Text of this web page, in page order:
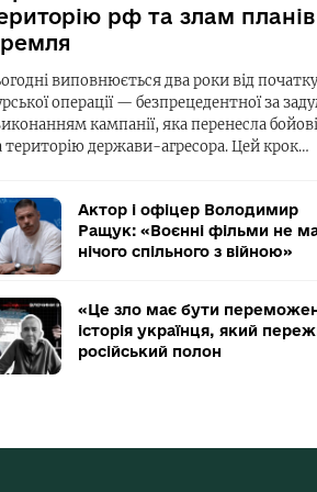
рф та злам планів
виповнюється два роки від початку
операції — безпрецедентної за
кампанії, яка перенесла бойові
територію держави-агресора. Цей крок…
Актор і офіцер Володимир
Ращук: «Воєнні фільми не
нічого спільного з війною»
«Це зло має бути
історія українця, який
російський полон